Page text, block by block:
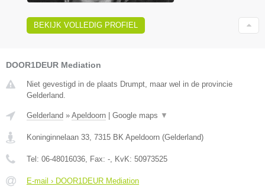
BEKIJK VOLLEDIG PROFIEL
DOOR1DEUR Mediation
Niet gevestigd in de plaats Drumpt, maar wel in de provincie
Gelderland.
Gelderland » Apeldoorn Google maps ▼
Koninginnelaan 33 7315 BK Apeldoorn (Gelderland)
Tel: 06-48016036 , Fax: - , KvK: 50973525
E-mail › DOOR1DEUR Mediation